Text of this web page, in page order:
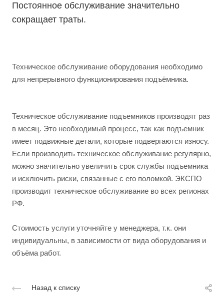
Постоянное обслуживание значительно
сокращает траты.
Техническое обслуживание оборудования необходимо
для непрерывного функционирования подъёмника.
Техническое обслуживание подъемников производят раз
в месяц. Это необходимый процесс, так как подъемник
имеет подвижные детали, которые подвергаются износу.
Если производить техническое обслуживание регулярно,
можно значительно увеличить срок службы подъемника
и исключить риски, связанные с его поломкой. ЭКСПО
производит техническое обслуживание во всех регионах
РФ.
Стоимость услуги уточняйте у менеджера, т.к. они
индивидуальны, в зависимости от вида оборудования и
объёма работ.
Назад к списку